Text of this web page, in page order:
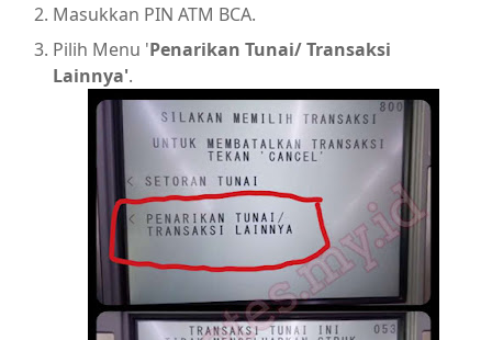
Masukkan PIN ATM BCA.
Pilih Menu 'Penarikan Tunai/ Transaksi
Lainnya'.